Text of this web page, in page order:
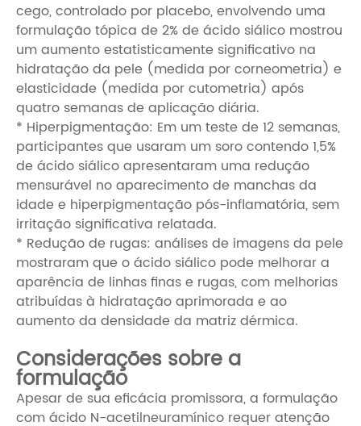
cego, controlado por placebo, envolvendo uma
formulação tópica de 2% de ácido siálico mostrou
um aumento estatisticamente significativo na
hidratação da pele (medida por corneometria) e
elasticidade (medida por cutometria) após
quatro semanas de aplicação diária.
* Hiperpigmentação: Em um teste de 12 semanas,
participantes que usaram um soro contendo 1,5%
de ácido siálico apresentaram uma redução
mensurável no aparecimento de manchas da
idade e hiperpigmentação pós-inflamatória, sem
irritação significativa relatada.
* Redução de rugas: análises de imagens da pele
mostraram que o ácido siálico pode melhorar a
aparência de linhas finas e rugas, com melhorias
atribuídas à hidratação aprimorada e ao
aumento da densidade da matriz dérmica.
Considerações sobre a
formulação
Apesar de sua eficácia promissora, a formulação
com ácido N-acetilneuramínico requer atenção